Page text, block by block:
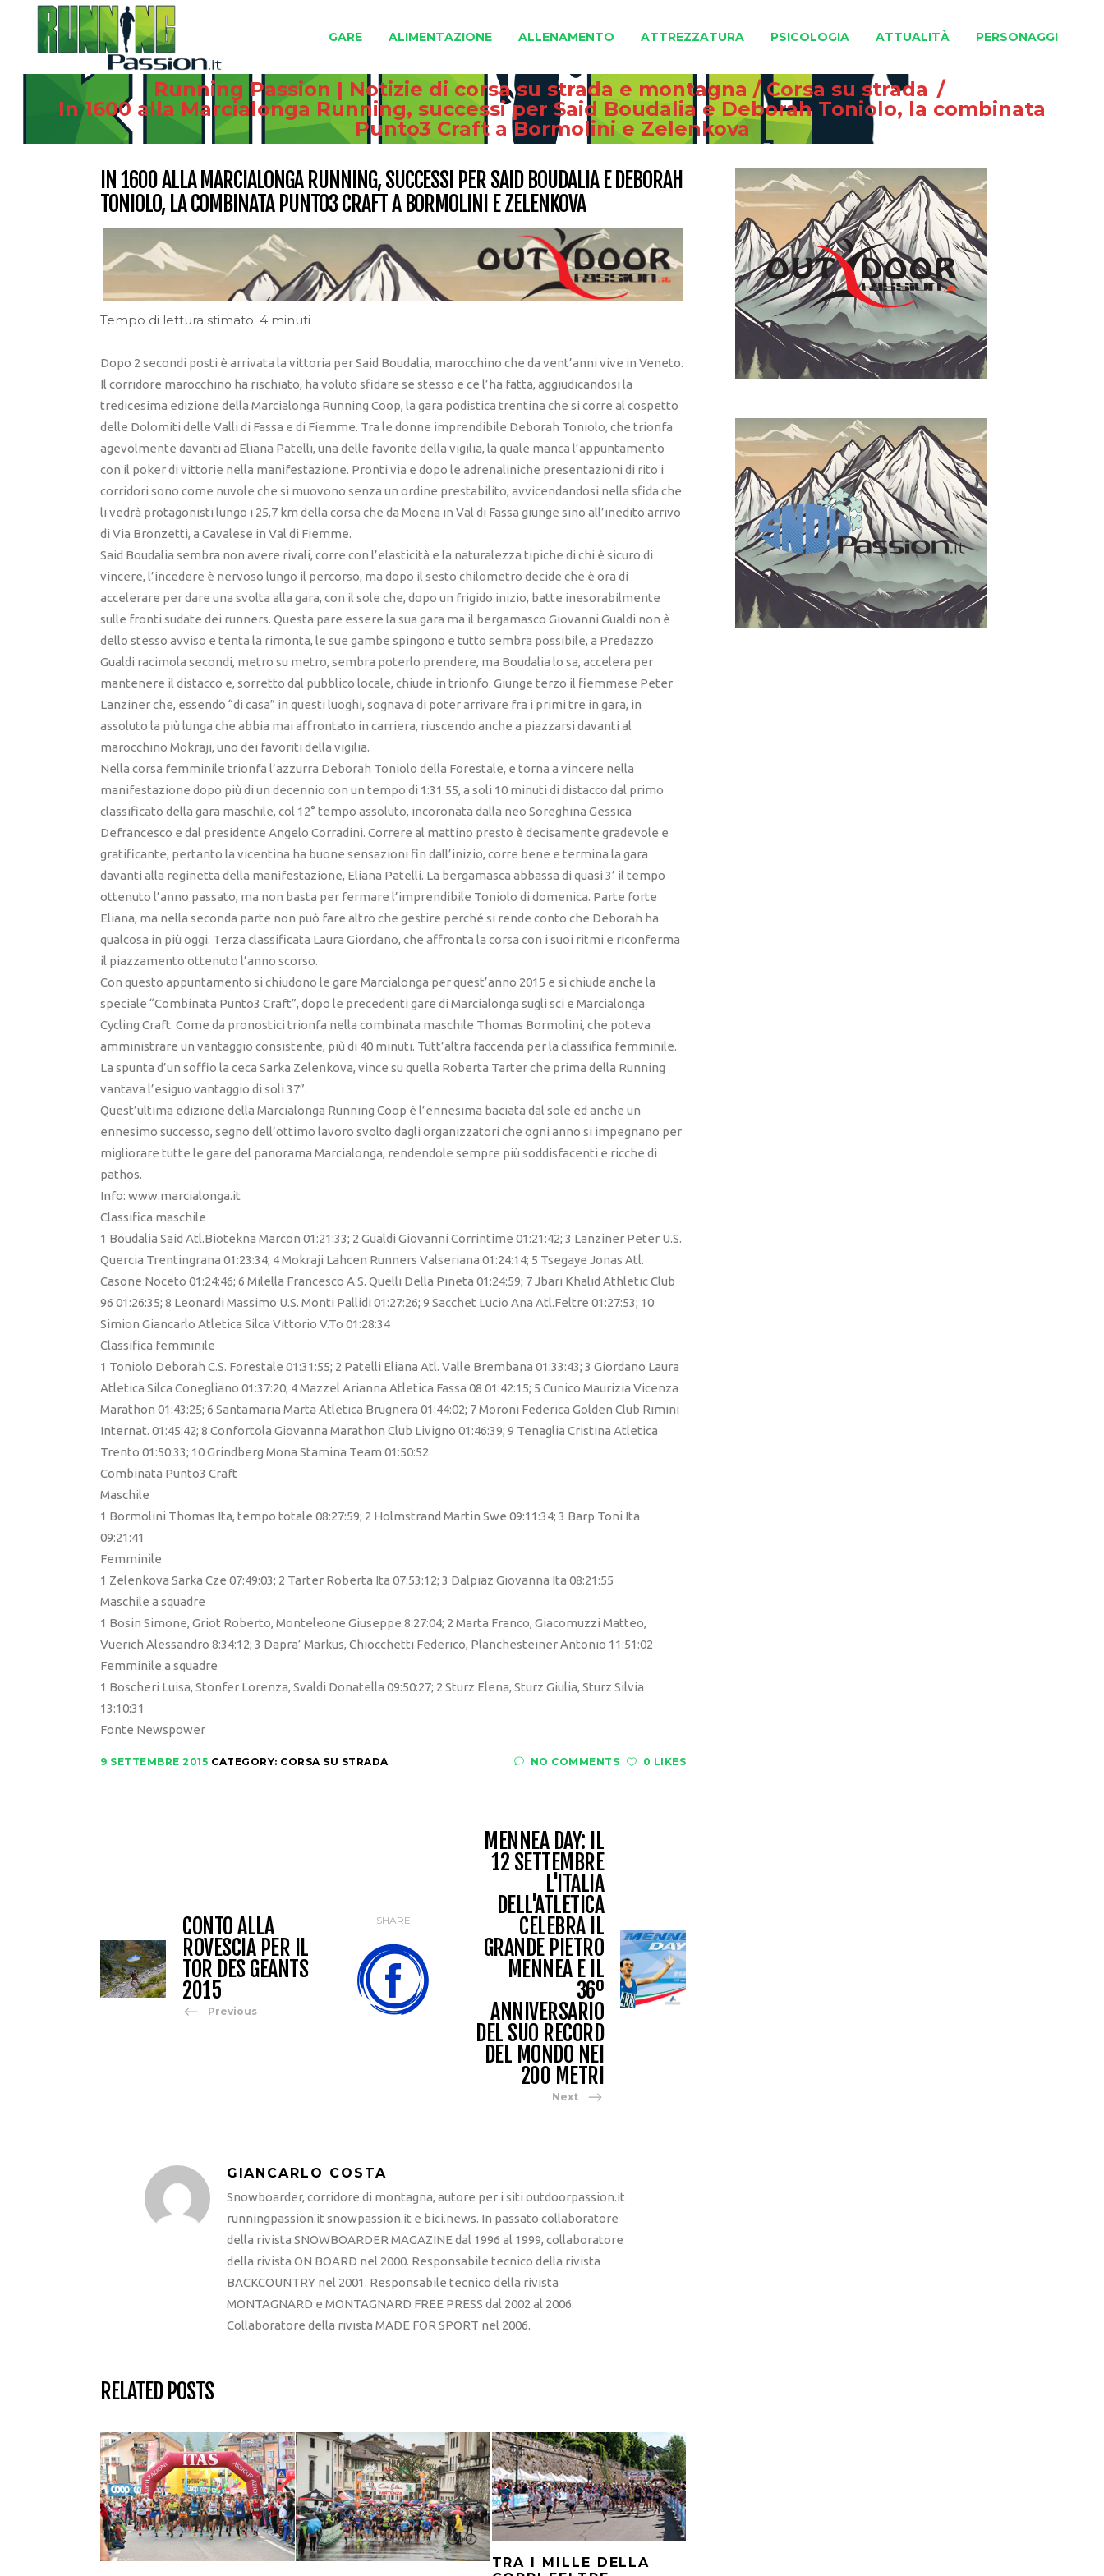
GARE ALIMENTAZIONE ALLENAMENTO ATTREZZATURA PSICOLOGIA ATTUALITÀ PERSONAGGI
Running Passion | Notizie di corsa su strada e montagna /Corsa su strada /
In 1600 alla Marcialonga Running, successi per Said Boudalia e Deborah Toniolo, la combinata
Punto3 Craft a Bormolini e Zelenkova
IN 1600 ALLA MARCIALONGA RUNNING, SUCCESSI PER SAID BOUDALIA E DEBORAH
TONIOLO, LA COMBINATA PUNTO3 CRAFT A BORMOLINI E ZELENKOVA
Tempo di lettura stimato: 4 minuti
Dopo 2 secondi posti è arrivata la vittoria per Said Boudalia, marocchino che da vent’anni vive in Veneto.
Il corridore marocchino ha rischiato, ha voluto sfidare se stesso e ce l’ha fatta, aggiudicandosi la
tredicesima edizione della Marcialonga Running Coop, la gara podistica trentina che si corre al cospetto
delle Dolomiti delle Valli di Fassa e di Fiemme. Tra le donne imprendibile Deborah Toniolo, che trionfa
agevolmente davanti ad Eliana Patelli, una delle favorite della vigilia, la quale manca l’appuntamento
con il poker di vittorie nella manifestazione. Pronti via e dopo le adrenaliniche presentazioni di rito i
corridori sono come nuvole che si muovono senza un ordine prestabilito, avvicendandosi nella sfida che
li vedrà protagonisti lungo i 25,7 km della corsa che da Moena in Val di Fassa giunge sino all’inedito arrivo
di Via Bronzetti, a Cavalese in Val di Fiemme.
Said Boudalia sembra non avere rivali, corre con l’elasticità e la naturalezza tipiche di chi è sicuro di
vincere, l’incedere è nervoso lungo il percorso, ma dopo il sesto chilometro decide che è ora di
accelerare per dare una svolta alla gara, con il sole che, dopo un frigido inizio, batte inesorabilmente
sulle fronti sudate dei runners. Questa pare essere la sua gara ma il bergamasco Giovanni Gualdi non è
dello stesso avviso e tenta la rimonta, le sue gambe spingono e tutto sembra possibile, a Predazzo
Gualdi racimola secondi, metro su metro, sembra poterlo prendere, ma Boudalia lo sa, accelera per
mantenere il distacco e, sorretto dal pubblico locale, chiude in trionfo. Giunge terzo il fiemmese Peter
Lanziner che, essendo “di casa” in questi luoghi, sognava di poter arrivare fra i primi tre in gara, in
assoluto la più lunga che abbia mai affrontato in carriera, riuscendo anche a piazzarsi davanti al
marocchino Mokraji, uno dei favoriti della vigilia.
Nella corsa femminile trionfa l’azzurra Deborah Toniolo della Forestale, e torna a vincere nella
manifestazione dopo più di un decennio con un tempo di 1:31:55, a soli 10 minuti di distacco dal primo
classificato della gara maschile, col 12° tempo assoluto, incoronata dalla neo Soreghina Gessica
Defrancesco e dal presidente Angelo Corradini. Correre al mattino presto è decisamente gradevole e
gratificante, pertanto la vicentina ha buone sensazioni fin dall’inizio, corre bene e termina la gara
davanti alla reginetta della manifestazione, Eliana Patelli. La bergamasca abbassa di quasi 3’ il tempo
ottenuto l’anno passato, ma non basta per fermare l’imprendibile Toniolo di domenica. Parte forte
Eliana, ma nella seconda parte non può fare altro che gestire perché si rende conto che Deborah ha
qualcosa in più oggi. Terza classificata Laura Giordano, che affronta la corsa con i suoi ritmi e riconferma
il piazzamento ottenuto l’anno scorso.
Con questo appuntamento si chiudono le gare Marcialonga per quest’anno 2015 e si chiude anche la
speciale “Combinata Punto3 Craft”, dopo le precedenti gare di Marcialonga sugli sci e Marcialonga
Cycling Craft. Come da pronostici trionfa nella combinata maschile Thomas Bormolini, che poteva
amministrare un vantaggio consistente, più di 40 minuti. Tutt’altra faccenda per la classifica femminile.
La spunta d’un soffio la ceca Sarka Zelenkova, vince su quella Roberta Tarter che prima della Running
vantava l’esiguo vantaggio di soli 37”.
Quest’ultima edizione della Marcialonga Running Coop è l’ennesima baciata dal sole ed anche un
ennesimo successo, segno dell’ottimo lavoro svolto dagli organizzatori che ogni anno si impegnano per
migliorare tutte le gare del panorama Marcialonga, rendendole sempre più soddisfacenti e ricche di
pathos.
Info: www.marcialonga.it
Classifica maschile
1 Boudalia Said Atl.Biotekna Marcon 01:21:33; 2 Gualdi Giovanni Corrintime 01:21:42; 3 Lanziner Peter U.S.
Quercia Trentingrana 01:23:34; 4 Mokraji Lahcen Runners Valseriana 01:24:14; 5 Tsegaye Jonas Atl.
Casone Noceto 01:24:46; 6 Milella Francesco A.S. Quelli Della Pineta 01:24:59; 7 Jbari Khalid Athletic Club
96 01:26:35; 8 Leonardi Massimo U.S. Monti Pallidi 01:27:26; 9 Sacchet Lucio Ana Atl.Feltre 01:27:53; 10
Simion Giancarlo Atletica Silca Vittorio V.To 01:28:34
Classifica femminile
1 Toniolo Deborah C.S. Forestale 01:31:55; 2 Patelli Eliana Atl. Valle Brembana 01:33:43; 3 Giordano Laura
Atletica Silca Conegliano 01:37:20; 4 Mazzel Arianna Atletica Fassa 08 01:42:15; 5 Cunico Maurizia Vicenza
Marathon 01:43:25; 6 Santamaria Marta Atletica Brugnera 01:44:02; 7 Moroni Federica Golden Club Rimini
Internat. 01:45:42; 8 Confortola Giovanna Marathon Club Livigno 01:46:39; 9 Tenaglia Cristina Atletica
Trento 01:50:33; 10 Grindberg Mona Stamina Team 01:50:52
Combinata Punto3 Craft
Maschile
1 Bormolini Thomas Ita, tempo totale 08:27:59; 2 Holmstrand Martin Swe 09:11:34; 3 Barp Toni Ita
09:21:41
Femminile
1 Zelenkova Sarka Cze 07:49:03; 2 Tarter Roberta Ita 07:53:12; 3 Dalpiaz Giovanna Ita 08:21:55
Maschile a squadre
1 Bosin Simone, Griot Roberto, Monteleone Giuseppe 8:27:04; 2 Marta Franco, Giacomuzzi Matteo,
Vuerich Alessandro 8:34:12; 3 Dapra’ Markus, Chiocchetti Federico, Planchesteiner Antonio 11:51:02
Femminile a squadre
1 Boscheri Luisa, Stonfer Lorenza, Svaldi Donatella 09:50:27; 2 Sturz Elena, Sturz Giulia, Sturz Silvia
13:10:31
Fonte Newspower
9 SETTEMBRE 2015 CATEGORY: CORSA SU STRADA NO COMMENTS 0 LIKES
CONTO ALLA
ROVESCIA PER IL
TOR DES GEANTS
2015
Previous
SHARE
MENNEA DAY: IL
12 SETTEMBRE
L'ITALIA
DELL'ATLETICA
CELEBRA IL
GRANDE PIETRO
MENNEA E IL
36º
ANNIVERSARIO
DEL SUO RECORD
DEL MONDO NEI
200 METRI
Next
GIANCARLO COSTA
Snowboarder, corridore di montagna, autore per i siti outdoorpassion.it
runningpassion.it snowpassion.it e bici.news. In passato collaboratore
della rivista SNOWBOARDER MAGAZINE dal 1996 al 1999, collaboratore
della rivista ON BOARD nel 2000. Responsabile tecnico della rivista
BACKCOUNTRY nel 2001. Responsabile tecnico della rivista
MONTAGNARD e MONTAGNARD FREE PRESS dal 2002 al 2006.
Collaboratore della rivista MADE FOR SPORT nel 2006.
RELATED POSTS
TRA I MILLE DELLA